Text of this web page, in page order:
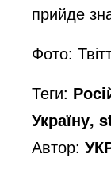
прийде
Фото:
Теги:
Україну,
Автор: